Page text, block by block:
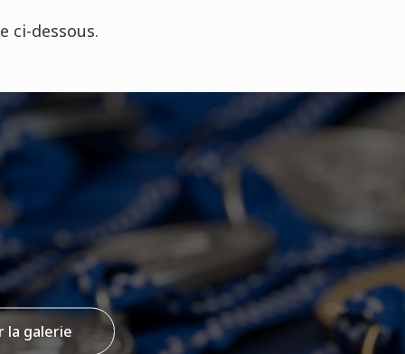
ci-dessous.
la galerie